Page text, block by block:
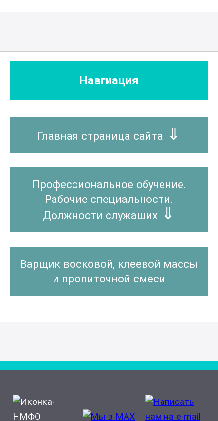
Навгиация
Главная страница сайта
Профессиональное обучение.
Рабочие специальности.
Должности служащих
Варщик восковой, клеевой массы
и пропиточной смеси